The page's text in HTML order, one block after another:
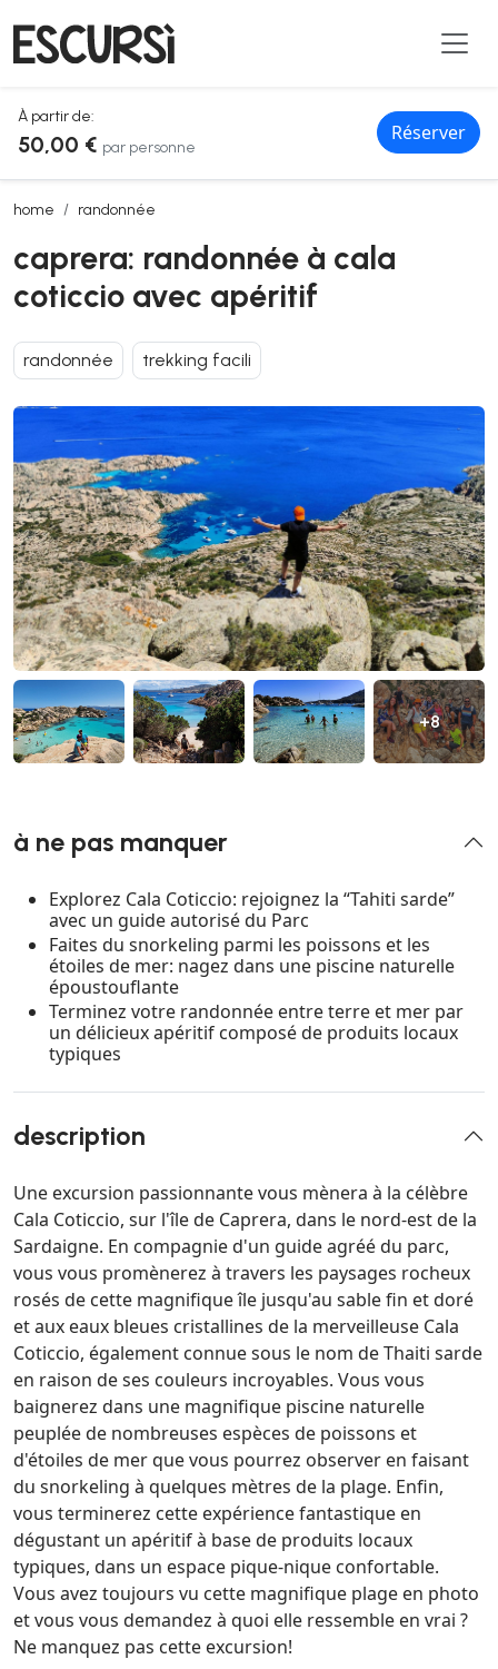
À partir de:
50,00 € par personne
Réserver
home randonnée
caprera: randonnée à cala coticcio avec apéritif
caprera: randonnée à cala
coticcio avec apéritif
randonnée trekking facili
+8
à ne pas manquer
Explorez Cala Coticcio: rejoignez la “Tahiti sarde”
avec un guide autorisé du Parc
Faites du snorkeling parmi les poissons et les
étoiles de mer: nagez dans une piscine naturelle
époustouflante
Terminez votre randonnée entre terre et mer par
un délicieux apéritif composé de produits locaux
typiques
description
Une excursion passionnante vous mènera à la célèbre
Cala Coticcio, sur l'île de Caprera, dans le nord-est de la
Sardaigne. En compagnie d'un guide agréé du parc,
vous vous promènerez à travers les paysages rocheux
rosés de cette magnifique île jusqu'au sable fin et doré
et aux eaux bleues cristallines de la merveilleuse Cala
Coticcio, également connue sous le nom de Thaiti sarde
en raison de ses couleurs incroyables. Vous vous
baignerez dans une magnifique piscine naturelle
peuplée de nombreuses espèces de poissons et
d'étoiles de mer que vous pourrez observer en faisant
du snorkeling à quelques mètres de la plage. Enfin,
vous terminerez cette expérience fantastique en
dégustant un apéritif à base de produits locaux
typiques, dans un espace pique-nique confortable.
Vous avez toujours vu cette magnifique plage en photo
et vous vous demandez à quoi elle ressemble en vrai ?
Ne manquez pas cette excursion!